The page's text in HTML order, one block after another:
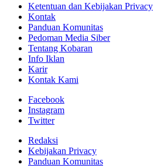
Ketentuan dan Kebijakan Privacy
Kontak
Panduan Komunitas
Pedoman Media Siber
Tentang Kobaran
Info Iklan
Karir
Kontak Kami
Facebook
Instagram
Twitter
Redaksi
Kebijakan Privacy
Panduan Komunitas